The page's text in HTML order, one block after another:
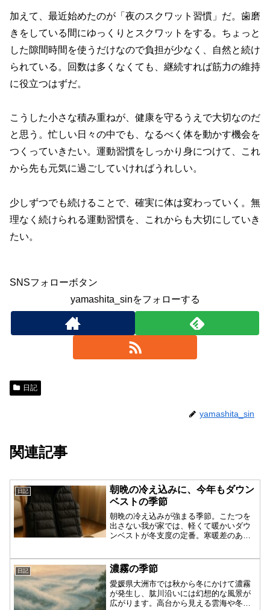
加えて、最近始めたのが「夜のスクワット習慣」だ。歯磨
きをしている間にゆっくりとスクワットをする。ちょっと
した隙間時間を使うだけなので負担が少なく、自然と続け
られている。回数は多くなくても、継続すれば筋力の維持
に役立つはずだ。
こうした小さな積み重ねが、健康を守るうえで大切なのだ
と思う。忙しい日々の中でも、なるべく体を動かす機会を
つくっていきたい。運動習慣をしっかり身につけて、これ
から先も元気に過ごしていければうれしい。
少しずつでも続けることで、確実に体は変わっていく。無
理なく続けられる運動習慣を、これからも大切にしていき
たい。
SNSフォローボタン
yamashita_sinをフォローする
日記
yamashita_sin
関連記事
日記
朝晩の冷え込みに、今年もダウン
ベストの季節
朝晩の冷え込みが強まる季節。こたつを
出さない我が家では、軽くて暖かいダウ
ンベストが冬支度の定番。寒暖差のある
日記 濃霧の季節
愛媛県大洲市では秋から冬にかけて濃霧
が発生し、肱川沿いには幻想的な風景が
広がります。高台から見える雲海や冬の